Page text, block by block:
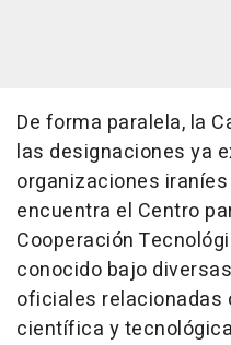
De forma paralela, la
las designaciones ya
organizaciones
encuentra el Centro
Cooperación
conocido bajo
oficiales relacionadas
científica y